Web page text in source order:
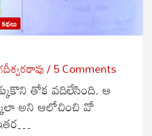
కథలు
5 Comments
తోక వదిలేసింది. ఆ
అని ఆలోచించి వో